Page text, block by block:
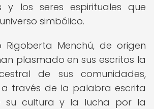
y los seres espirituales que
simbólico.
Rigoberta Menchú, de origen
plasmado en sus escritos la
de sus comunidades,
a través de la palabra escrita
su cultura y la lucha por la